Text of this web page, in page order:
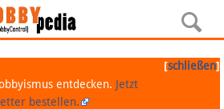
[schließen]
entdecken. Jetzt
bestellen.